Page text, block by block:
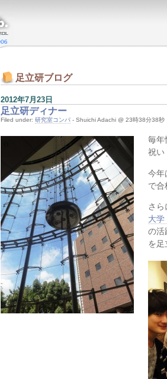
足立研ブログ
2012年7月23日
足立研ディナー
Filed under: 研究室コンパ - Shuichi Adachi @ 23時38分38秒
毎年
祝い
今年
で合
さ
大学
の活
を足